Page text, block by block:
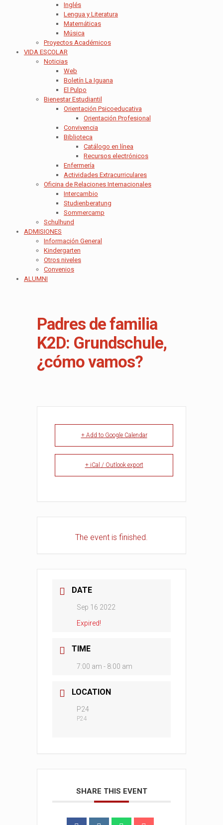
Inglés
Lengua y Literatura
Matemáticas
Música
Proyectos Académicos
VIDA ESCOLAR
Noticias
Web
Boletín La Iguana
El Pulpo
Bienestar Estudiantil
Orientación Psicoeducativa
Orientación Profesional
Convivencia
Biblioteca
Catálogo en línea
Recursos electrónicos
Enfermería
Actividades Extracurriculares
Oficina de Relaciones Internacionales
Intercambio
Studienberatung
Sommercamp
Schulhund
ADMISIONES
Información General
Kindergarten
Otros niveles
Convenios
ALUMNI
Padres de familia
K2D: Grundschule,
¿cómo vamos?
+ Add to Google Calendar
+ iCal / Outlook export
The event is finished.
DATE
Sep 16 2022
Expired!
TIME
7:00 am - 8:00 am
LOCATION
P24
P24
SHARE THIS EVENT